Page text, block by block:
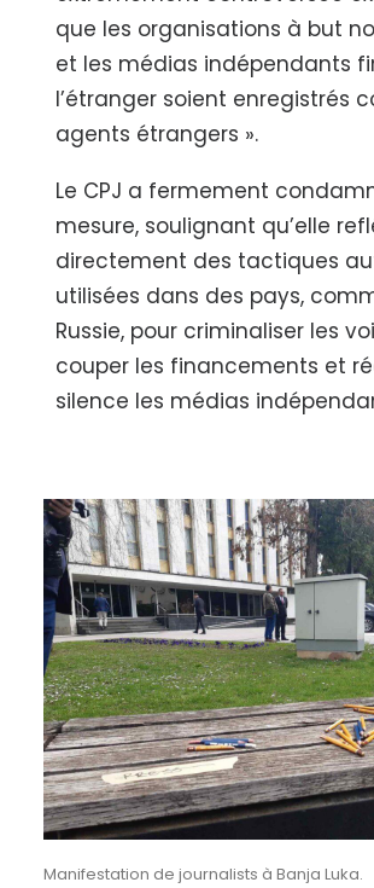
que les organisations à but
et les médias indépendants
l’étranger soient enregistrés
agents étrangers ».
Le CPJ a fermement
mesure, soulignant qu’elle
directement des tactiques
utilisées dans des pays,
Russie, pour criminaliser les
couper les financements et
silence les médias
Manifestation de journalists à Banja Luka.